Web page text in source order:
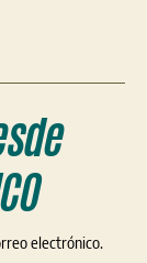
electrónico.